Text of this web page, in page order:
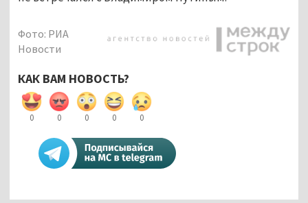
Фото: РИА
Новости
КАК ВАМ НОВОСТЬ?
0 0 0 0 0